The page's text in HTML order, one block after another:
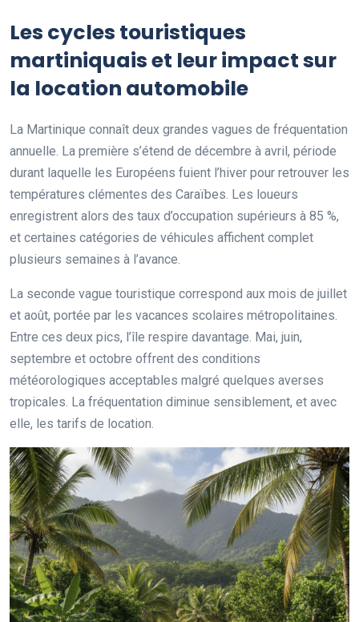
Les cycles touristiques
martiniquais et leur impact sur
la location automobile
La Martinique connaît deux grandes vagues de fréquentation
annuelle. La première s’étend de décembre à avril, période
durant laquelle les Européens fuient l’hiver pour retrouver les
températures clémentes des Caraïbes. Les loueurs
enregistrent alors des taux d’occupation supérieurs à 85 %,
et certaines catégories de véhicules affichent complet
plusieurs semaines à l’avance.
La seconde vague touristique correspond aux mois de juillet
et août, portée par les vacances scolaires métropolitaines.
Entre ces deux pics, l’île respire davantage. Mai, juin,
septembre et octobre offrent des conditions
météorologiques acceptables malgré quelques averses
tropicales. La fréquentation diminue sensiblement, et avec
elle, les tarifs de location.